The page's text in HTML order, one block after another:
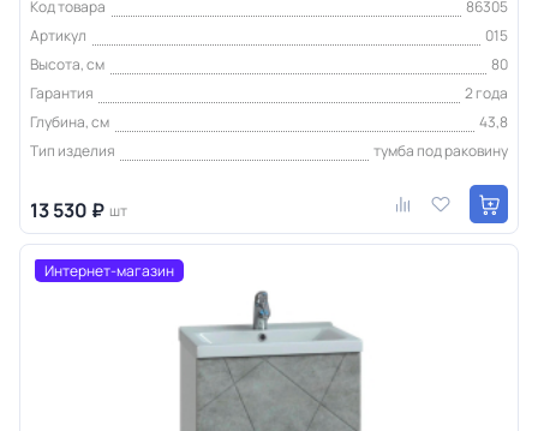
Код товара
86305
Артикул
015
Высота, см
80
Гарантия
2 года
Глубина, см
43,8
Тип изделия
тумба под раковину
13 530 ₽ шт
Интернет-магазин